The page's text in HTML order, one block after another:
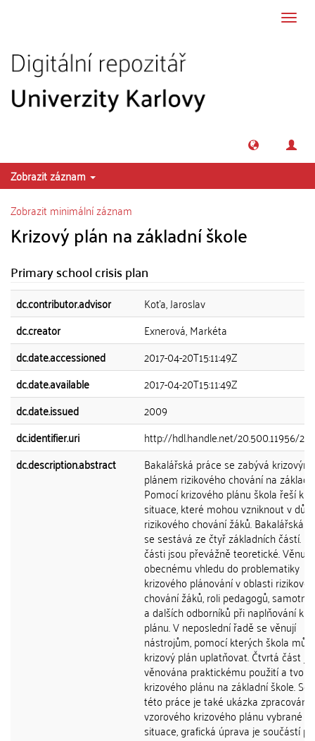
Zobrazit záznam
Zobrazit minimální záznam
Krizový plán na základní škole
Primary school crisis plan
dc.contributor.advisor
Koťa, Jaroslav
dc.creator
Exnerová, Markéta
dc.date.accessioned
2017-04-20T15:11:49Z
dc.date.available
2017-04-20T15:11:49Z
dc.date.issued
2009
dc.identifier.uri
http://hdl.handle.net/20.500.11956/
dc.description.abstract
Bakalářská práce se zabývá krizovým
plánem rizikového chování na
Pomocí krizového plánu škola řeší
situace, které mohou vzniknout v
rizikového chování žáků. Bakalářská
se sestává ze čtyř základních částí.
části jsou převážně teoretické. Věnují
obecnému vhledu do problematiky
krizového plánování v oblasti
chování žáků, roli pedagogů,
a dalších odborníků při naplňování
plánu. V neposlední řadě se věnují
nástrojům, pomocí kterých škola
krizový plán uplatňovat. Čtvrtá část je
věnována praktickému použití a
krizového plánu na základní škole.
této práce je také ukázka zpracování
vzorového krizového plánu vybrané
situace, grafická úprava je součástí